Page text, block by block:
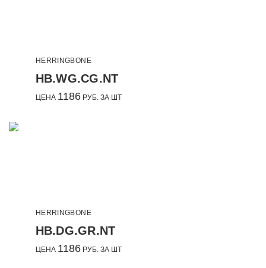
HERRINGBONE
HB.WG.CG.NT
ЦЕНА 1186РУБ. ЗА ШТ
HERRINGBONE
HB.DG.GR.NT
ЦЕНА 1186РУБ. ЗА ШТ